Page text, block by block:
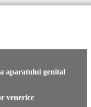
aparatului genital
venerice